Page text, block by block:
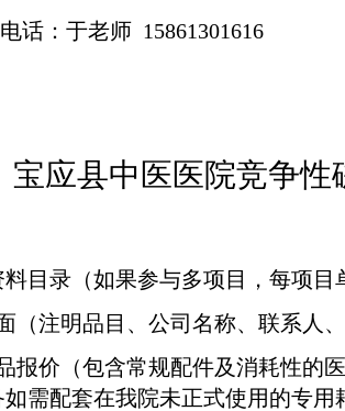
话：于老师 15861301616
宝应县中医医院竞争性
料目录（如果参与多项目，每项目
（注明品目、公司名称、联系人
报价（包含常规配件及消耗性的
需配套在我院未正式使用的专